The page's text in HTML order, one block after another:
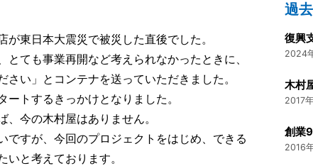
東日本大震災で被災した直後でした。
とても事業再開など考えられなかったときに、
さい」とコンテナを送っていただきました。
ートするきっかけとなりました。
今の木村屋はありません。
ですが、今回のプロジェクトをはじめ、できる
と考えております。
過
復興
2024
2017
2016